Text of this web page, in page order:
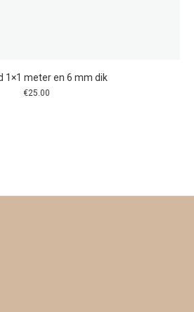
1×1 meter en 6 mm dik
€25.00